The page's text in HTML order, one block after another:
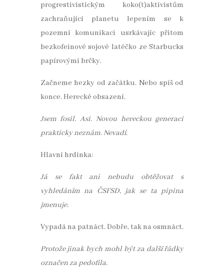
progrestivistickým koko(t)aktivistům
zachraňující planetu lepením se k
pozemní komunikaci usrkávajíc přitom
bezkofeinové sojové latéčko ze Starbucks
papírovými brčky.
Začneme hezky od začátku. Nebo spíš od
konce. Herecké obsazení.
Jsem fosil. Asi. Novou hereckou generaci
prakticky neznám. Nevadí.
Hlavní hrdinka:
Já se fakt ani nebudu obtěžovat s
vyhledáním na ČSFSD, jak se ta pipina
jmenuje.
Vypadá na patnáct. Dobře, tak na osmnáct.
Protože jinak bych mohl být za další řádky
označen za pedofila.